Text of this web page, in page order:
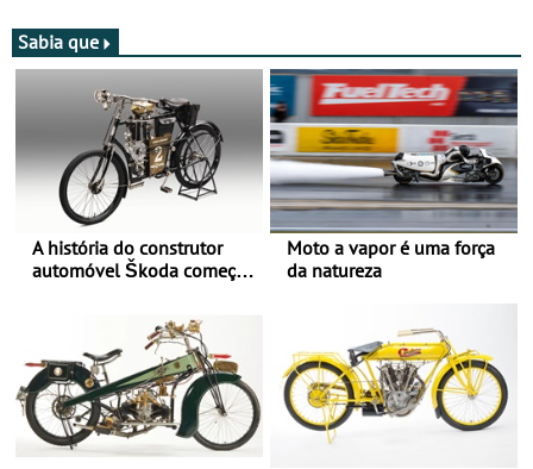
Sabia que
A história do construtor
automóvel Škoda começou
Moto a vapor é uma força
da natureza